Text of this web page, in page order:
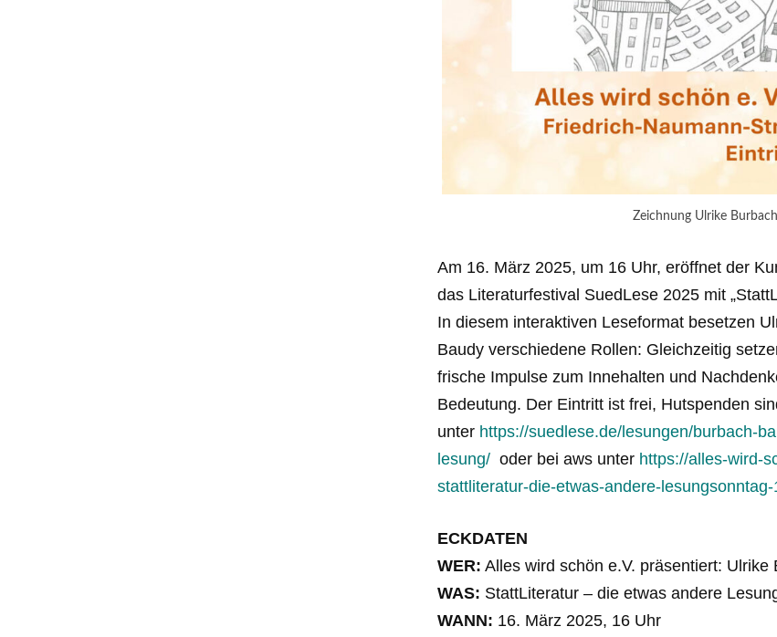
Zeichnung Ulrike
Am 16. März 2025, um 16 Uhr, eröffnet der
das Literaturfestival SuedLese 2025 mit
In diesem interaktiven Leseformat besetzen
Baudy verschiedene Rollen: Gleichzeitig
frische Impulse zum Innehalten und
Bedeutung. Der Eintritt ist frei, Hutspenden
unter https://suedlese.de/lesungen/burbach-
lesung/ oder bei aws unter https://alles-wird-
stattliteratur-die-etwas-andere-
ECKDATEN
WER: Alles wird schön e.V. präsentiert:
WAS: StattLiteratur – die etwas andere
WANN: 16. März 2025, 16 Uhr